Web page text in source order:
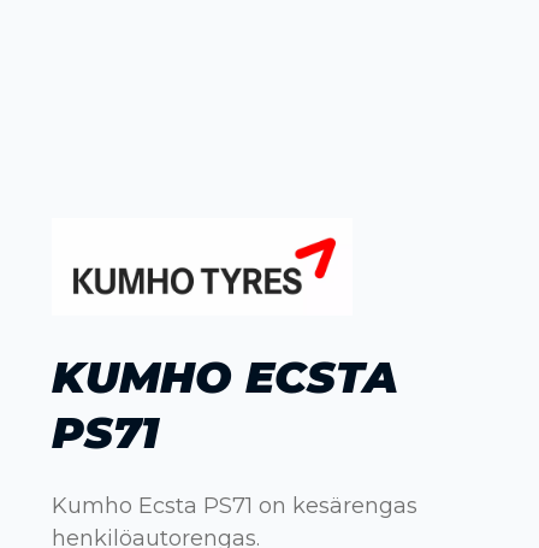
KUMHO ECSTA
PS71
Kumho Ecsta PS71 on kesärengas
henkilöautorengas.